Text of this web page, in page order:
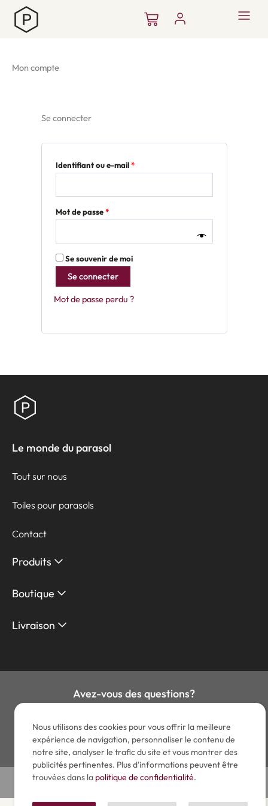
contenu
Panier
Mon compte
Se connecter
Identifiant ou e-mail*
Mot de passe*
Se souvenir de moi
Se connecter
Mot de passe perdu ?
Le monde du parasol
Tout sur nous
Toiles pour parasols
Contact
Produits
Boutique
Livraison
Avez-vous des questions?
Tel :01 89 48 05 52
Nous garantissons des paiements sécurisés en ligne
Nous utilisons des cookies pour vous offrir la meilleure
expérience de navigation, personnaliser le contenu de
notre site, analyser le trafic du site et vous montrer des
publicités pertinentes. Plus d'informations peuvent être
trouvées dans la politique de confidentialité.